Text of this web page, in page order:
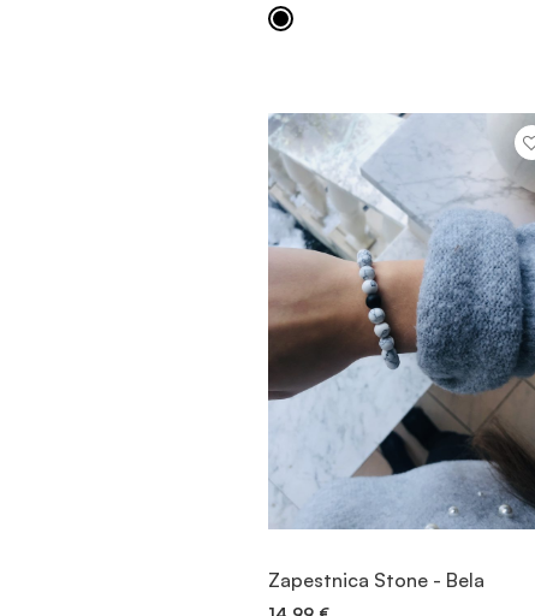
Zapestnica Stone - Bela